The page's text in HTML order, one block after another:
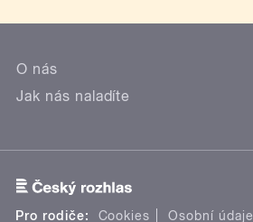
O nás
Jak nás naladíte
Pro rodiče: Cookies Osobní údaje